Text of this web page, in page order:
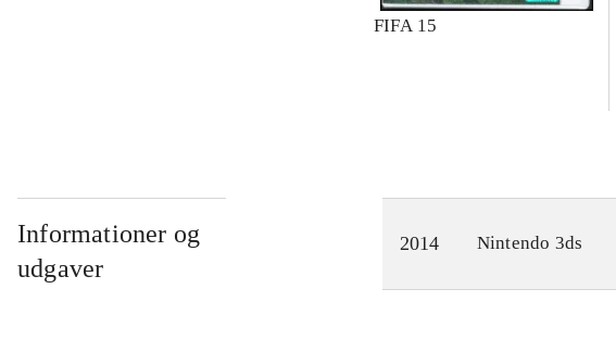
FIFA 15
Informationer og
udgaver
2014 Nintendo 3ds